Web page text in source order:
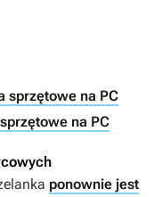
sprzętowe na PC
na PC
ponownie jest